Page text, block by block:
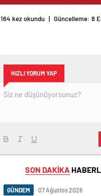
164 kez okundu | Güncelleme: 8
HIZLI YORUM YAP
SON DAKİKA
GÜNDEM 07 Ağustos 2026